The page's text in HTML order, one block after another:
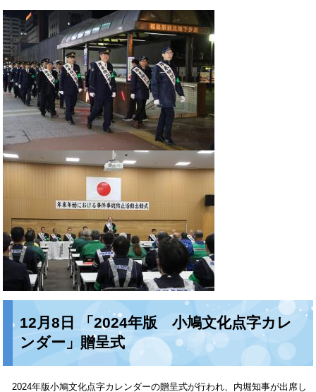
12月8日 「2024年版 小鳩文化点字カレ
ンダー」贈呈式
2024年版小鳩文化点字カレンダーの贈呈式が行われ、内堀知事が出席し